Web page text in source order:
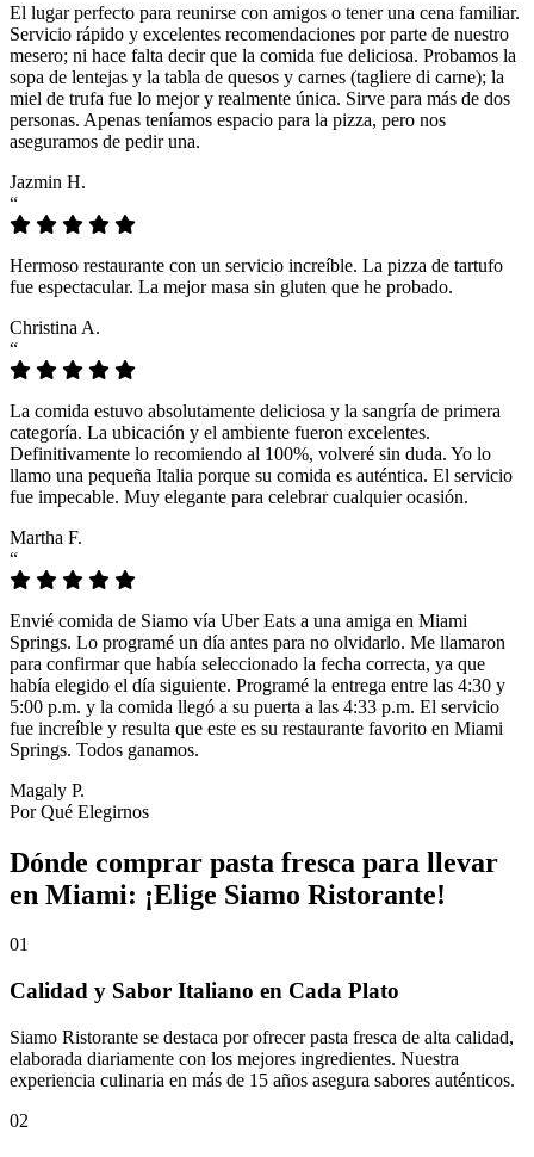
El lugar perfecto para reunirse con amigos o tener una cena familiar.
Servicio rápido y excelentes recomendaciones por parte de nuestro
mesero; ni hace falta decir que la comida fue deliciosa. Probamos la
sopa de lentejas y la tabla de quesos y carnes (tagliere di carne); la
miel de trufa fue lo mejor y realmente única. Sirve para más de dos
personas. Apenas teníamos espacio para la pizza, pero nos
aseguramos de pedir una.
Jazmin H.
“
Hermoso restaurante con un servicio increíble. La pizza de tartufo
fue espectacular. La mejor masa sin gluten que he probado.
Christina A.
“
La comida estuvo absolutamente deliciosa y la sangría de primera
categoría. La ubicación y el ambiente fueron excelentes.
Definitivamente lo recomiendo al 100%, volveré sin duda. Yo lo
llamo una pequeña Italia porque su comida es auténtica. El servicio
fue impecable. Muy elegante para celebrar cualquier ocasión.
Martha F.
“
Envié comida de Siamo vía Uber Eats a una amiga en Miami
Springs. Lo programé un día antes para no olvidarlo. Me llamaron
para confirmar que había seleccionado la fecha correcta, ya que
había elegido el día siguiente. Programé la entrega entre las 4:30 y
5:00 p.m. y la comida llegó a su puerta a las 4:33 p.m. El servicio
fue increíble y resulta que este es su restaurante favorito en Miami
Springs. Todos ganamos.
Magaly P.
Por Qué Elegirnos
Dónde comprar pasta fresca para llevar
en Miami: ¡Elige Siamo Ristorante!
01
Calidad y Sabor Italiano en Cada Plato
Siamo Ristorante se destaca por ofrecer pasta fresca de alta calidad,
elaborada diariamente con los mejores ingredientes. Nuestra
experiencia culinaria en más de 15 años asegura sabores auténticos.
02